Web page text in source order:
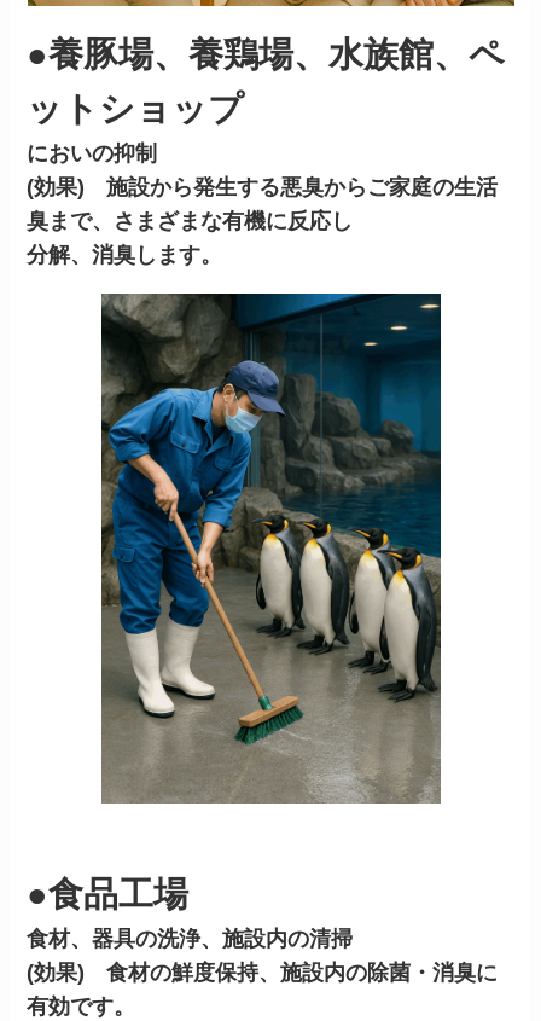
●養豚場、養鶏場、水族館、ペ
ットショップ
においの抑制
(効果) 施設から発生する悪臭からご家庭の生活
臭まで、さまざまな有機に反応し
分解、消臭します。
●食品工場
食材、器具の洗浄、施設内の清掃
(効果) 食材の鮮度保持、施設内の除菌・消臭に
有効です。